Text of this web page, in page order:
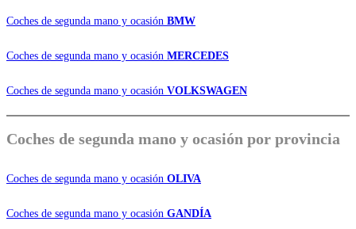
Coches de segunda mano y ocasión BMW
Coches de segunda mano y ocasión MERCEDES
Coches de segunda mano y ocasión VOLKSWAGEN
Coches de segunda mano y ocasión por provincia
Coches de segunda mano y ocasión OLIVA
Coches de segunda mano y ocasión GANDÍA